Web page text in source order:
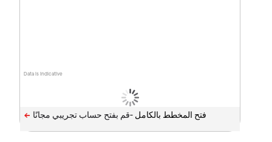
Data is indicative
فتح المخطط بالكامل -